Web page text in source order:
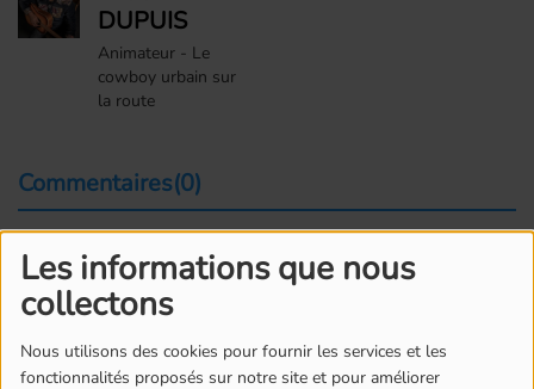
Les informations que nous
collectons
Nous utilisons des cookies pour fournir les services et les
fonctionnalités proposés sur notre site et pour améliorer
DUPUIS
Animateur - Le
cowboy urbain sur
la route
Commentaires(0)
Connectez-vous pour commenter cet article